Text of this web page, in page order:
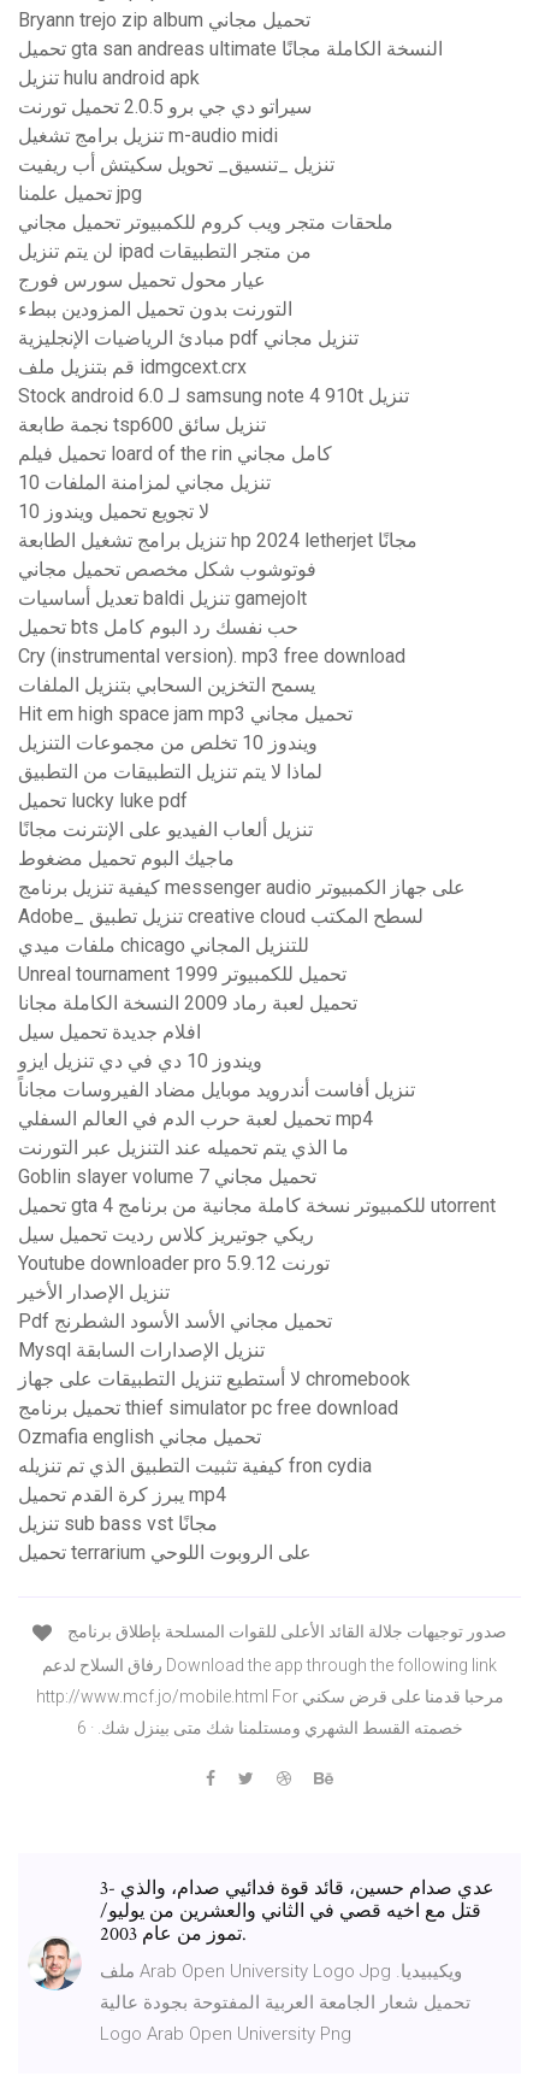
Bryann trejo zip album تحميل مجاني
تحميل gta san andreas ultimate النسخة الكاملة مجانًا
تنزيل hulu android apk
سيراتو دي جي برو 2.0.5 تحميل تورنت
تنزيل برامج تشغيل m-audio midi
تنزيل _تنسيق_ تحويل سكيتش أب ريفيت
تحميل علمنا jpg
ملحقات متجر ويب كروم للكمبيوتر تحميل مجاني
لن يتم تنزيل ipad من متجر التطبيقات
عيار محول تحميل سورس فورج
التورنت بدون تحميل المزودين ببطء
مبادئ الرياضيات الإنجليزية pdf تنزيل مجاني
قم بتنزيل ملف idmgcext.crx
Stock android 6.0 لـ samsung note 4 910t تنزيل
نجمة طابعة tsp600 تنزيل سائق
تحميل فيلم loard of the rin كامل مجاني
10 تنزيل مجاني لمزامنة الملفات
لا تجويع تحميل ويندوز 10
تنزيل برامج تشغيل الطابعة hp 2024 letherjet مجانًا
فوتوشوب شكل مخصص تحميل مجاني
تعديل أساسيات baldi تنزيل gamejolt
تحميل bts حب نفسك رد البوم كامل
Cry (instrumental version). mp3 free download
يسمح التخزين السحابي بتنزيل الملفات
Hit em high space jam mp3 تحميل مجاني
ويندوز 10 تخلص من مجموعات التنزيل
لماذا لا يتم تنزيل التطبيقات من التطبيق
تحميل lucky luke pdf
تنزيل ألعاب الفيديو على الإنترنت مجانًا
ماجيك البوم تحميل مضغوط
كيفية تنزيل برنامج messenger audio على جهاز الكمبيوتر
Adobe_ تنزيل تطبيق creative cloud لسطح المكتب
ملفات ميدي chicago للتنزيل المجاني
Unreal tournament 1999 تحميل للكمبيوتر
تحميل لعبة رماد 2009 النسخة الكاملة مجانا
افلام جديدة تحميل سيل
ويندوز 10 دي في دي تنزيل ايزو
تنزيل أفاست أندرويد موبايل مضاد الفيروسات مجاناً
تحميل لعبة حرب الدم في العالم السفلي mp4
ما الذي يتم تحميله عند التنزيل عبر التورنت
Goblin slayer volume 7 تحميل مجاني
تحميل gta 4 للكمبيوتر نسخة كاملة مجانية من برنامج utorrent
ريكي جوتيريز كلاس رديت تحميل سيل
Youtube downloader pro 5.9.12 تورنت
تنزيل الإصدار الأخير
Pdf تحميل مجاني الأسد الأسود الشطرنج
Mysql تنزيل الإصدارات السابقة
لا أستطيع تنزيل التطبيقات على جهاز chromebook
تحميل برنامج thief simulator pc free download
Ozmafia english تحميل مجاني
كيفية تثبيت التطبيق الذي تم تنزيله fron cydia
يبرز كرة القدم تحميل mp4
تنزيل sub bass vst مجانًا
تحميل terrarium على الروبوت اللوحي
رفاق السلاح لدعم Download the app through the following link
http://www.mcf.jo/mobile.html For مرحبا قدمنا على قرض سكني
خصمته القسط الشهري ومستلمنا شك متى بينزل شك. · 6
3- عدي صدام حسين، قائد قوة فدائيي صدام، والذي
قتل مع اخيه قصي في الثاني والعشرين من يوليو/
تموز من عام 2003.
ملف Arab Open University Logo Jpg ويكيبيديا.
تحميل شعار الجامعة العربية المفتوحة بجودة عالية
Logo Arab Open University Png